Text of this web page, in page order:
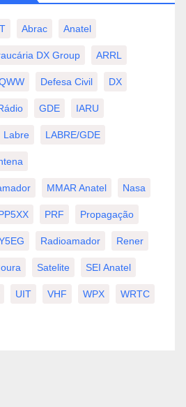
Abrac Anatel
DX Group ARRL
Defesa Civil DX
GDE IARU
Labre LABRE/GDE
MMAR Anatel Nasa
PRF Propagação
Radioamador Rener
Satelite SEI Anatel
UIT VHF WPX WRTC